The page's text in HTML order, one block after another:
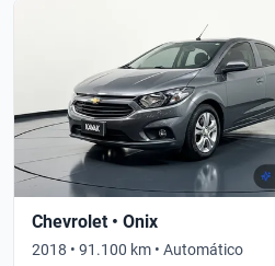
Chevrolet • Onix
2018 • 91.100 km • Automático